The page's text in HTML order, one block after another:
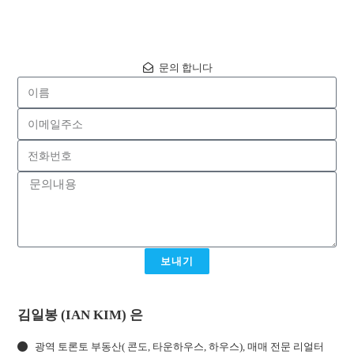
문의 합니다
보내기
김일봉 (IAN KIM) 은
광역 토론토 부동산( 콘도, 타운하우스, 하우스), 매매 전문 리얼터